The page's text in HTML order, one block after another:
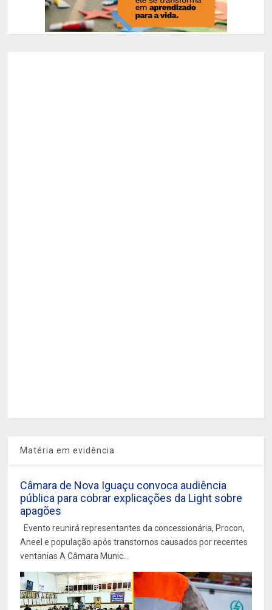
Matéria em evidência
Câmara de Nova Iguaçu convoca audiência
pública para cobrar explicações da Light sobre
apagões
Evento reunirá representantes da concessionária, Procon,
Aneel e população após transtornos causados por recentes
ventanias A Câmara Munic...